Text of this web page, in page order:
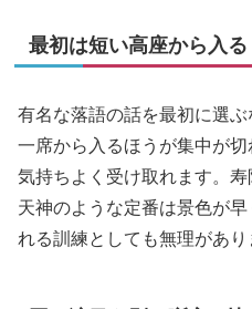
最初は短い高座から入る
有名な落語の話を最初に選
一席から入るほうが集中が
気持ちよく受け取れます。
天神のような定番は景色が
れる訓練としても無理があり